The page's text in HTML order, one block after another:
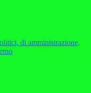
di amministrazione,